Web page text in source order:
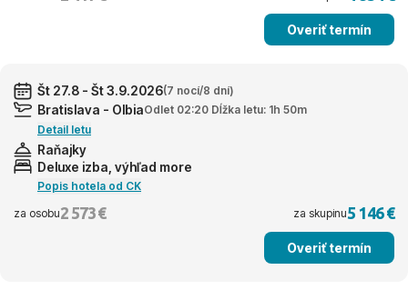
Overiť termín
Št 27.8 - Št 3.9.2026(7 nocí/8 dní)
Bratislava - OlbiaOdlet 02:20 Dĺžka letu: 1h 50m
Detail letu
Raňajky
Deluxe izba, výhľad more
Popis hotela od CK
za osobu2 573 € za skupinu5 146 €
Overiť termín